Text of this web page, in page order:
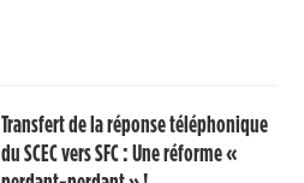
Transfert de la réponse téléphonique
du SCEC vers SFC : Une réforme «